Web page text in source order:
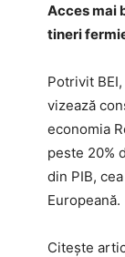
Acces mai
tineri
Potrivit
vizează
economia
peste 20%
din PIB,
Europeană.
Citește